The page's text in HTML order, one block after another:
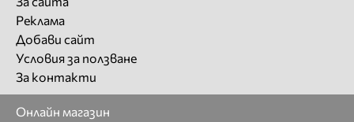
Реклама
Добави сайт
Условия за ползване
За контакти
Онлайн магазин